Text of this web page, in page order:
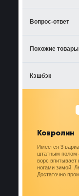
Вопрос-ответ
Похожие товары
Кэшбэк
Ковролин
Имеется 3
штатным полом
ворс впитывает
ногами зимой.
Достаточно